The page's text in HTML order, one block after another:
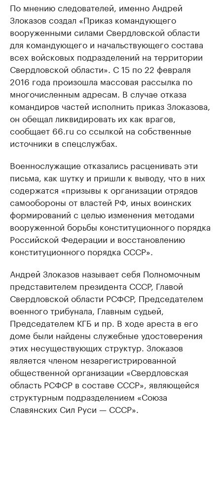
По мнению следователей, именно Андрей
Злоказов создал «Приказ командующего
вооруженными силами Свердловской области
для командующего и начальствующего состава
всех войсковых подразделений на территории
Свердловской области». С 15 по 22 февраля
2016 года произошла массовая рассылка по
многочисленным адресам. В случае отказа
командиров частей исполнить приказ Злоказова,
он обещал ликвидировать их как врагов,
сообщает 66.ru со ссылкой на собственные
источники в спецслужбах.
Военнослужащие отказались расценивать эти
письма, как шутку и пришли к выводу, что в них
содержатся «призывы к организации отрядов
самообороны от властей РФ, иных воинских
формирований с целью изменения методами
вооруженной борьбы конституционного порядка
Российской Федерации и восстановлению
конституционного порядка СССР».
Андрей Злоказов называет себя Полномочным
представителем президента СССР, Главой
Свердловской области РСФСР, Председателем
военного трибунала, Главным судьей,
Председателем КГБ и пр. В ходе ареста в его
доме были найдены служебные удостоверения
этих несуществующих структур. Злоказов
является членом незарегистрированной
общественной организации «Свердловская
область РСФСР в составе СССР», являющейся
структурным подразделением «Союза
Славянских Сил Руси — СССР».